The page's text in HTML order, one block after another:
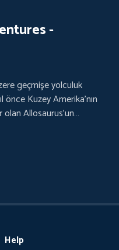
-
geçmişe yolculuk
önce Kuzey Amerika'nın
Allosaurus'un
Help